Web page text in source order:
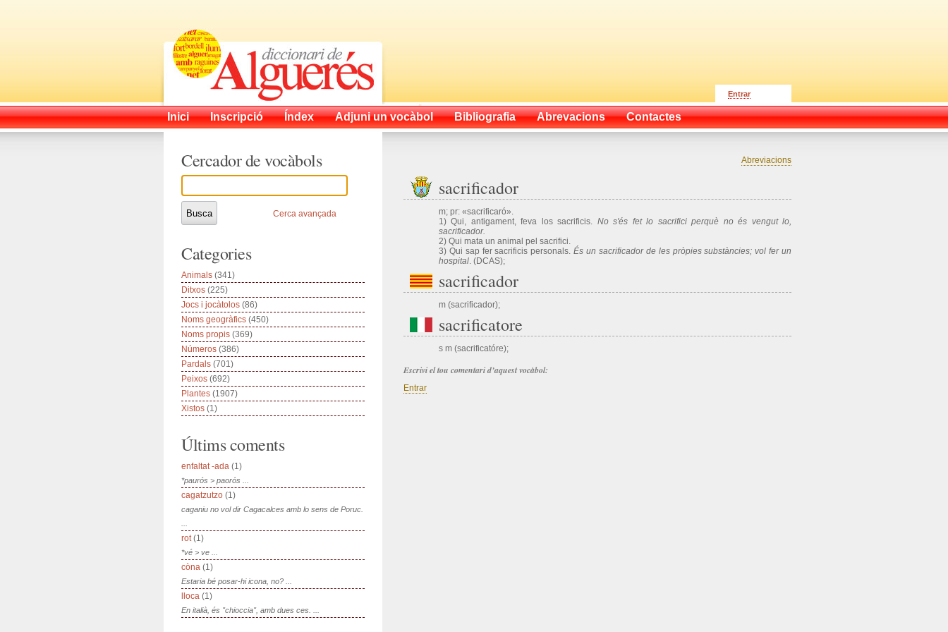
Entrar
Inici Inscripció Índex Adjuni un vocàbol Bibliografia Abrevacions Contactes
Abreviacions
sacrificador
m; pr: «sacrificaró».
1) Qui, antigament, feva los sacrificis. No s'és fet lo sacrifici perquè no és vengut lo,
sacrificador.
2) Qui mata un animal pel sacrifici.
3) Qui sap fer sacrificis personals.És un sacrificador de les pròpies substàncies; vol fer un
hospital. (DCAS);
sacrificador
m (sacrificador);
sacrificatore
s m (sacrificatóre);
Escrivi el tou comentari d’aquest vocàbol:
Entrar
Cercador de vocàbols
Cerca avançada
Categories
Animals (341)
Ditxos (225)
Jocs i jocàtolos (86)
Noms geogràfics (450)
Noms propis (369)
Números (386)
Pardals (701)
Peixos (692)
Plantes (1907)
Xistos (1)
Últims coments
enfaltat -ada (1)
*paurós > paorós ...
cagatzutzo (1)
caganiu no vol dir Cagacalces amb lo sens de Poruc.
rot(1)
*vé > ve ...
còna (1)
Estaria bé posar-hi icona, no? ...
lloca (1)
En italià, és "chioccia", amb dues ces. ...